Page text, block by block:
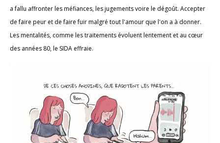
a fallu affronter les méfiances, les jugements voire le dégoût. Accepter
de faire peur et de faire fuir malgré tout l'amour que l'on a à donner.
Les mentalités, comme les traitements évoluent lentement et au cœur
des années 80, le SIDA effraie.